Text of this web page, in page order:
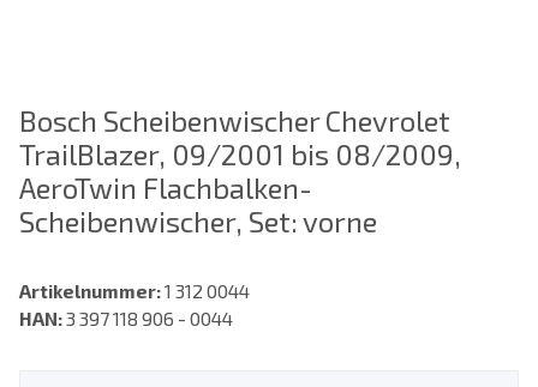
Bosch Scheibenwischer Chevrolet
TrailBlazer, 09/2001 bis 08/2009,
AeroTwin Flachbalken-
Scheibenwischer, Set: vorne
Artikelnummer:1 312 0044
HAN:3 397 118 906 - 0044